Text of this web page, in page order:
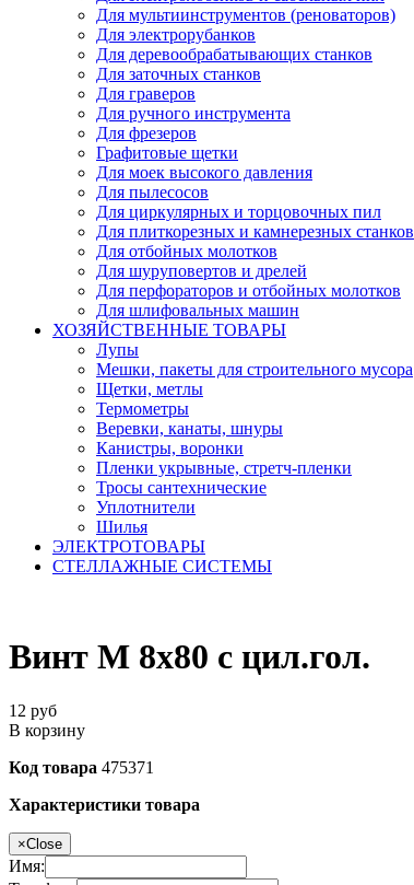
Для мультиинструментов (реноваторов)
Для электрорубанков
Для деревообрабатывающих станков
Для заточных станков
Для граверов
Для ручного инструмента
Для фрезеров
Графитовые щетки
Для моек высокого давления
Для пылесосов
Для циркулярных и торцовочных пил
Для плиткорезных и камнерезных станков
Для отбойных молотков
Для шуруповертов и дрелей
Для перфораторов и отбойных молотков
Для шлифовальных машин
ХОЗЯЙСТВЕННЫЕ ТОВАРЫ
Лупы
Мешки, пакеты для строительного мусора
Щетки, метлы
Термометры
Веревки, канаты, шнуры
Канистры, воронки
Пленки укрывные, стретч-пленки
Тросы сантехнические
Уплотнители
Шилья
ЭЛЕКТРОТОВАРЫ
СТЕЛЛАЖНЫЕ СИСТЕМЫ
Винт М 8х80 с цил.гол.
12 руб
В корзину
Код товара 475371
Характеристики товара
×Close
Имя: